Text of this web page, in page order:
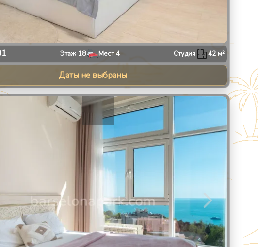
Этаж 18 Мест4 Студия 42м²
Даты не выбраны
1